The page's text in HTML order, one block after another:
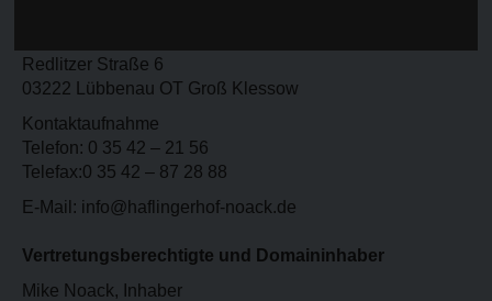
Redlitzer Straße 6
03222 Lübbenau OT Groß Klessow
Kontaktaufnahme
Telefon: 0 35 42 – 21 56
Telefax:0 35 42 – 87 28 88
E-Mail: info@haflingerhof-noack.de
Vertretungsberechtigte und Domaininhaber
Mike Noack, Inhaber